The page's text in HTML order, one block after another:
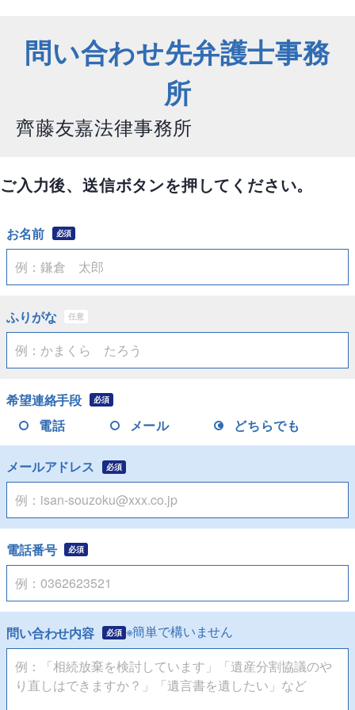
問い合わせ先弁護士事務
所
齊藤友嘉法律事務所
ご入力後、送信ボタンを押してください。
お名前 必須
ふりがな 任意
希望連絡手段 必須
電話 メール どちらでも
メールアドレス 必須
電話番号 必須
問い合わせ内容 必須 ※簡単で構いません